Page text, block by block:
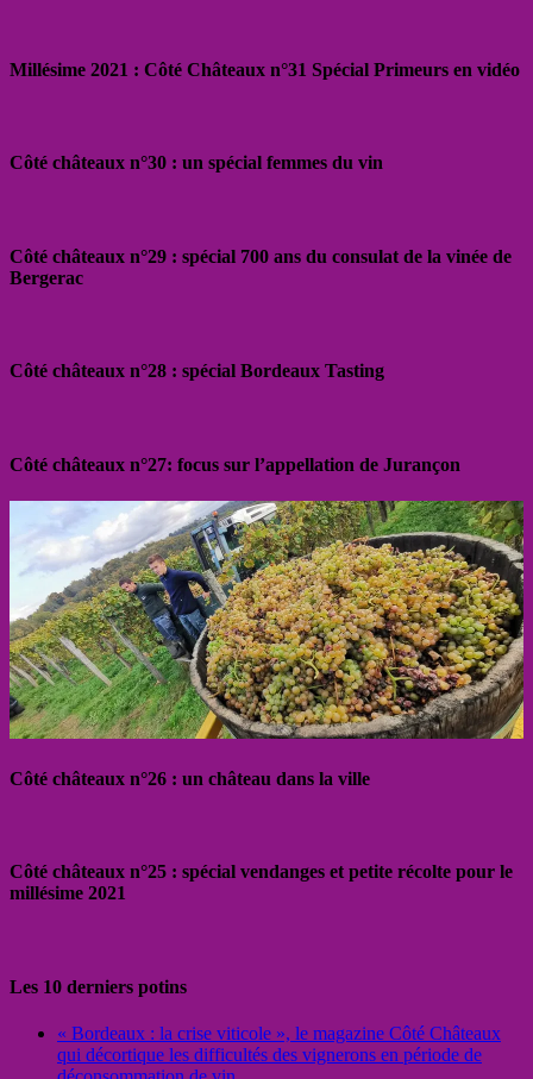
Millésime 2021 : Côté Châteaux n°31 Spécial Primeurs en vidéo
Côté châteaux n°30 : un spécial femmes du vin
Côté châteaux n°29 : spécial 700 ans du consulat de la vinée de
Bergerac
Côté châteaux n°28 : spécial Bordeaux Tasting
Côté châteaux n°27: focus sur l’appellation de Jurançon
Côté châteaux n°26 : un château dans la ville
Côté châteaux n°25 : spécial vendanges et petite récolte pour le
millésime 2021
Les 10 derniers potins
« Bordeaux : la crise viticole », le magazine Côté Châteaux
qui décortique les difficultés des vignerons en période de